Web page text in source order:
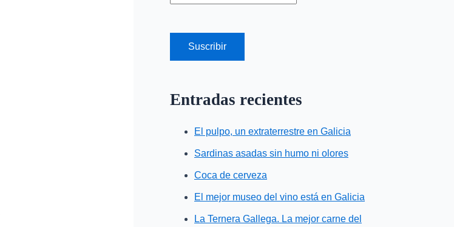
Suscribir
Entradas recientes
El pulpo, un extraterrestre en Galicia
Sardinas asadas sin humo ni olores
Coca de cerveza
El mejor museo del vino está en Galicia
La Ternera Gallega. La mejor carne del